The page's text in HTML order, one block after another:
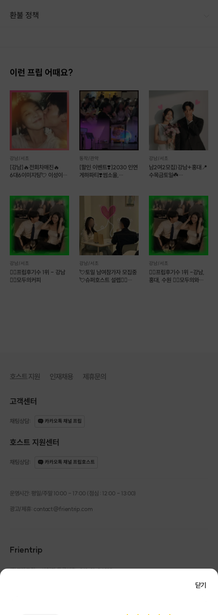
닫기
환불 정책
이런 프립 어때요?
강남/서초
[강남]🔥전회차매진🔥
6대6이미지팅💘 이성이
동작/관악
[할인 이벤트❣️]2030 인연
게하파티❣️썸소울,
강남/서초
남2여2모집)강남+홍대📍
수목금토일☘️
강남/서초
❤️‍🔥프립후기수 1위 - 강남
❤️‍🔥모두의커피
강남/서초
💘토일 남여참가자 모집중
💘슈퍼호스트 설렙❤️‍🔥
강남/서초
❤️‍🔥프립후기수 1위 -강남,
홍대, 수원 ❤️‍🔥모두의와인+
호스트 지원 인재채용 제휴문의
고객센터
채팅상담: 카카오톡 채널 프립
호스트 지원센터
채팅상담: 카카오톡 채널 프립호스트
운영시간: 평일/주말 10:00 - 17:00 (점심 : 12:00 - 13:00)
광고/제휴: contact@frientrip.com
Frientrip
㈜프렌트립 | 사업자 등록번호 : 261-81-04385